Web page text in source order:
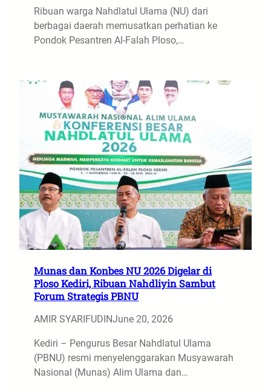
Ribuan warga Nahdlatul Ulama (NU) dari
berbagai daerah memusatkan perhatian ke
Pondok Pesantren Al-Falah Ploso,…
Munas dan Konbes NU 2026 Digelar di
Ploso Kediri, Ribuan Nahdliyin Sambut
Forum Strategis PBNU
AMIR SYARIFUDINJune 20, 2026
Kediri – Pengurus Besar Nahdlatul Ulama
(PBNU) resmi menyelenggarakan Musyawarah
Nasional (Munas) Alim Ulama dan…